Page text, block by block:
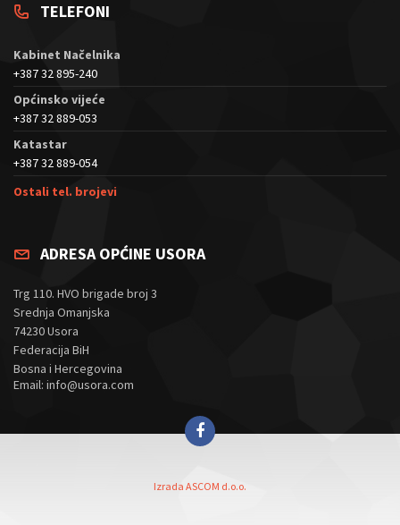
TELEFONI
Kabinet Načelnika
+387 32 895-240
Općinsko vijeće
+387 32 889-053
Katastar
+387 32 889-054
Ostali tel. brojevi
ADRESA OPĆINE USORA
Trg 110. HVO brigade broj 3
Srednja Omanjska
74230 Usora
Federacija BiH
Bosna i Hercegovina
Email: info@usora.com
Izrada ASCOM d.o.o.